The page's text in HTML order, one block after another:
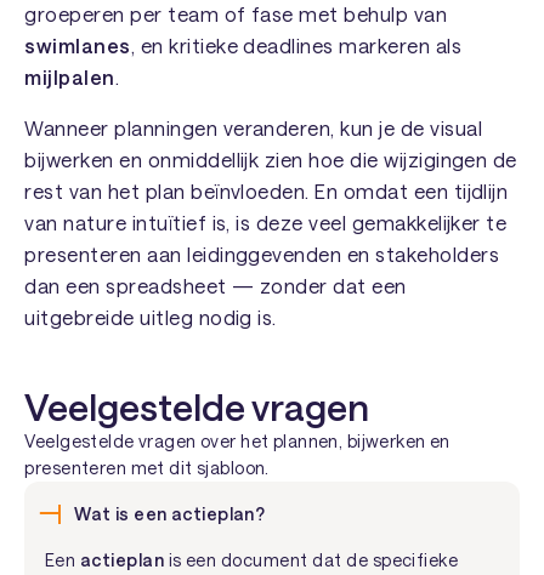
groeperen per team of fase met behulp van
swimlanes, en kritieke deadlines markeren als
mijlpalen.
Wanneer planningen veranderen, kun je de visual
bijwerken en onmiddellijk zien hoe die wijzigingen de
rest van het plan beïnvloeden. En omdat een tijdlijn
van nature intuïtief is, is deze veel gemakkelijker te
presenteren aan leidinggevenden en stakeholders
dan een spreadsheet — zonder dat een
uitgebreide uitleg nodig is.
Veelgestelde vragen
Veelgestelde vragen over het plannen, bijwerken en
presenteren met dit sjabloon.
Wat is een actieplan?
Een actieplan is een document dat de specifieke